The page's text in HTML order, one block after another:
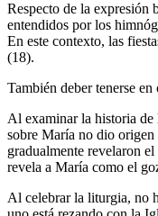
Respecto de la expresión
entendidos por los
En este contexto, las
(18).
También deber tenerse
Al examinar la historia de
sobre María no dio
gradualmente revelaron
revela a María como el
Al celebrar la liturgia, no